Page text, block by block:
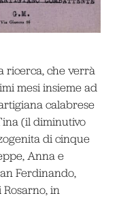
ricerca, che verrà
mesi insieme ad
calabrese
(il diminutivo
di cinque
Anna e
Ferdinando,
Rosarno, in